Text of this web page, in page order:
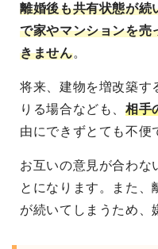
離婚後も共有状態が続
で家やマンションを売
きません。
将来、建物を増改築す
りる場合なども、相手
由にできずとても不便
お互いの意見が合わな
とになります。また、
が続いてしまうため、